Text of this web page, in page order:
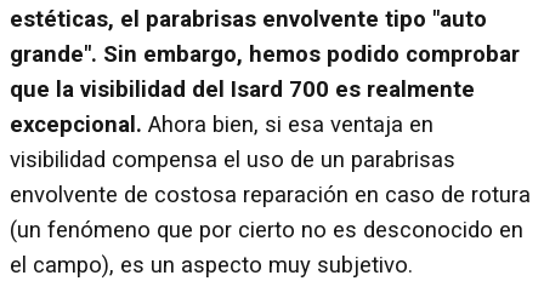
estéticas, el parabrisas envolvente tipo "auto
grande". Sin embargo, hemos podido comprobar
que la visibilidad del Isard 700 es realmente
excepcional. Ahora bien, si esa ventaja en
visibilidad compensa el uso de un parabrisas
envolvente de costosa reparación en caso de rotura
(un fenómeno que por cierto no es desconocido en
el campo), es un aspecto muy subjetivo.